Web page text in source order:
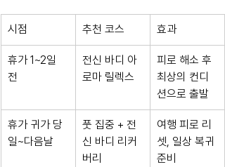
시점 추천 코스 효과
휴가 1~2일
전
전신 바디 아
로마 릴렉스
피로 해소 후
최상의 컨디
션으로 출발
휴가 귀가 당
일~다음날
풋 집중 + 전
신 바디 리커
버리
여행 피로 리
셋, 일상 복귀
준비